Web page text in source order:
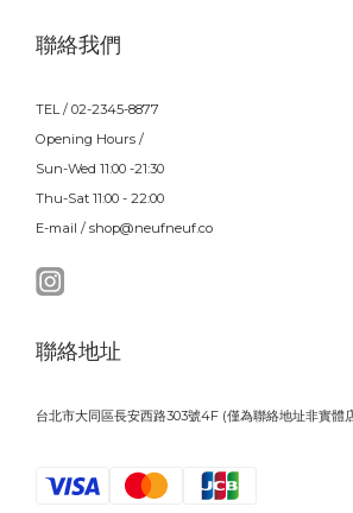
聯絡我們
TEL / 02-2345-8877
Opening Hours /
Sun-Wed 11:00 -21:30
Thu-Sat 11:00 - 22:00
E-mail / shop@neufneuf.co
聯絡地址
台北市大同區長安西路303號4F (僅為聯絡地址非實體